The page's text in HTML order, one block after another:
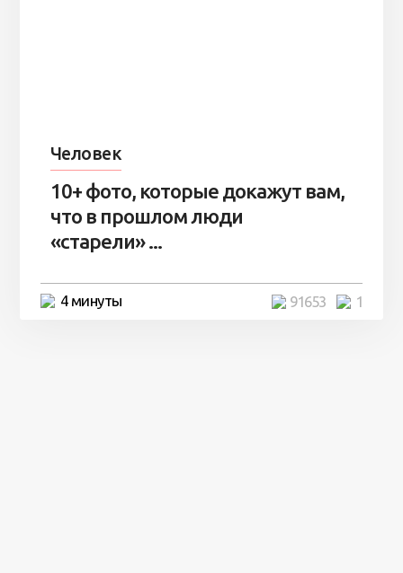
Человек
10+ фото, которые докажут вам,
что в прошлом люди
«старели» ...
4 минуты 1
91653